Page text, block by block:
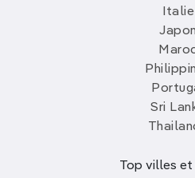
Italie
Japon
Sri
Top villes et